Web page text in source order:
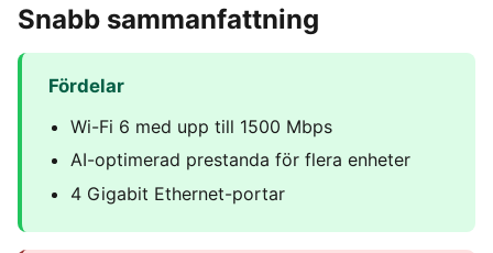
Snabb sammanfattning
Fördelar
Wi-Fi 6 med upp till 1500 Mbps
AI-optimerad prestanda för flera enheter
4 Gigabit Ethernet-portar